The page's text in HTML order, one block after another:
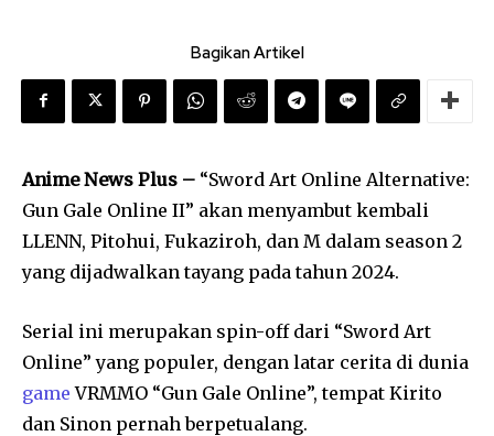
Bagikan Artikel
Anime News Plus – “Sword Art Online Alternative:
Gun Gale Online II” akan menyambut kembali
LLENN, Pitohui, Fukaziroh, dan M dalam season 2
yang dijadwalkan tayang pada tahun 2024.
Serial ini merupakan spin-off dari “Sword Art
Online” yang populer, dengan latar cerita di dunia
game VRMMO “Gun Gale Online”, tempat Kirito
dan Sinon pernah berpetualang.